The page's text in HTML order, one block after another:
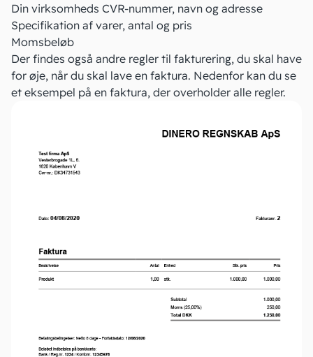
Din virksomheds CVR-nummer, navn og adresse
Specifikation af varer, antal og pris
Momsbeløb
Der findes også andre regler til fakturering, du skal have
for øje, når du skal lave en faktura. Nedenfor kan du se
et eksempel på en faktura, der overholder alle regler.